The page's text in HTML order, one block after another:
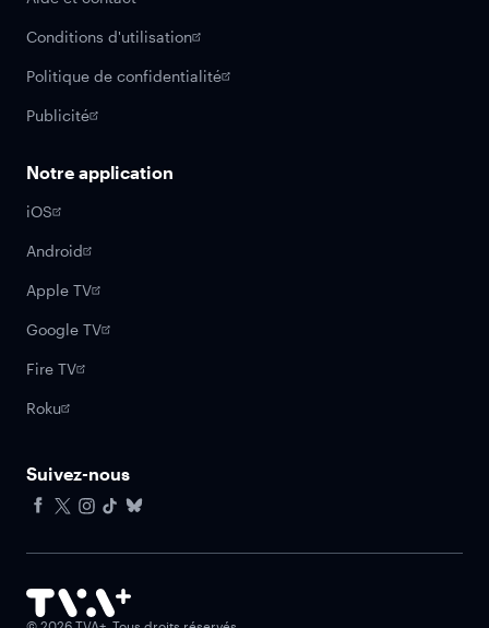
Conditions d'utilisation
Politique de confidentialité
Publicité
Notre application
iOS
Android
Apple TV
Google TV
Fire TV
Roku
Suivez-nous